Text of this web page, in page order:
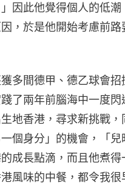
因此他覺得個人的低潮
，於是他開始考慮前路
多間德甲、德乙球會招
了兩年前腦海中一度閃
地香港，尋求新挑戰，
個身分」的機會，「兒
成長點滴，而且他煮得
風味的中餐，都令我很